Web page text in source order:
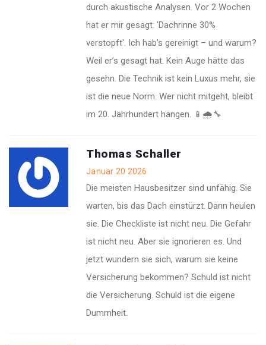
durch akustische Analysen. Vor 2 Wochen
hat er mir gesagt: 'Dachrinne 30%
verstopft'. Ich hab’s gereinigt – und warum?
Weil er’s gesagt hat. Kein Auge hätte das
gesehn. Die Technik ist kein Luxus mehr, sie
ist die neue Norm. Wer nicht mitgeht, bleibt
im 20. Jahrhundert hängen. 📱🌧️🔧
Thomas Schaller
Januar 20 2026
Die meisten Hausbesitzer sind unfähig. Sie
warten, bis das Dach einstürzt. Dann heulen
sie. Die Checkliste ist nicht neu. Die Gefahr
ist nicht neu. Aber sie ignorieren es. Und
jetzt wundern sie sich, warum sie keine
Versicherung bekommen? Schuld ist nicht
die Versicherung. Schuld ist die eigene
Dummheit.